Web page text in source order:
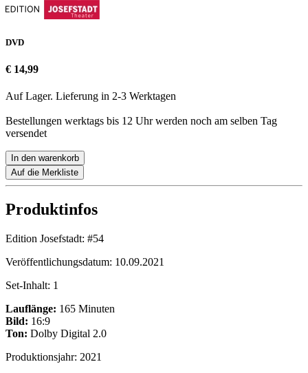
DVD
€ 14,99
Auf Lager. Lieferung in 2-3 Werktagen
Bestellungen werktags bis 12 Uhr werden noch am selben Tag
versendet
In den warenkorb
Auf die Merkliste
Produktinfos
Edition Josefstadt: #54
Veröffentlichungsdatum: 10.09.2021
Set-Inhalt: 1
Lauflänge: 165 Minuten
Bild: 16:9
Ton: Dolby Digital 2.0
Produktionsjahr: 2021